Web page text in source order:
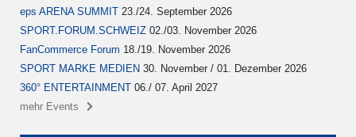
eps ARENA SUMMIT 23./24. September 2026
SPORT.FORUM.SCHWEIZ 02./03. November 2026
FanCommerce Forum 18./19. November 2026
SPORT MARKE MEDIEN 30. November / 01. Dezember 2026
360° ENTERTAINMENT 06./ 07. April 2027
mehr Events